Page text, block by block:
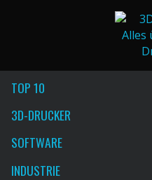
TOP 10
3D-DRUCKER
SOFTWARE
INDUSTRIE